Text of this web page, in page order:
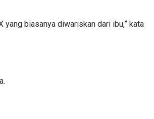
biasanya diwariskan dari ibu,” kata